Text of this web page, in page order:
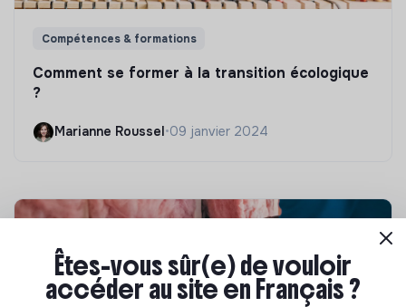
Compétences & formations
Comment se former à la transition écologique
?
Marianne Roussel •09 janvier 2024
Êtes-vous sûr(e) de vouloir
accéder au site en Français ?